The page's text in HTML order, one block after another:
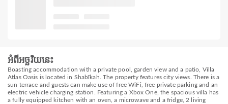
អំពីអច្ឆរិយនេះ
Boasting accommodation with a private pool, garden view and a patio, Villa
Atlas Oasis is located in Shabīkah. The property features city views. There is a
sun terrace and guests can make use of free WiFi, free private parking and an
electric vehicle charging station. Featuring a Xbox One, the spacious villa has
a fully equipped kitchen with an oven, a microwave and a fridge, 2 living